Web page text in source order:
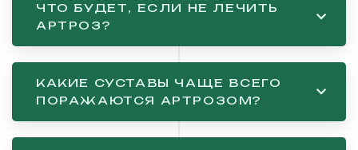
ЧТО БУДЕТ, ЕСЛИ НЕ ЛЕЧИТЬ
АРТРОЗ?
КАКИЕ СУСТАВЫ ЧАЩЕ ВСЕГО
ПОРАЖАЮТСЯ АРТРОЗОМ?